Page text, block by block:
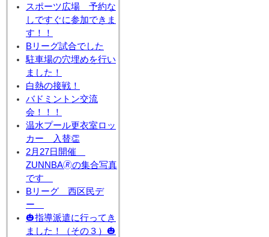
スポーツ広場 予約な
しですぐに参加できま
す！！
Bリーグ試合でした
駐車場の穴埋めを行い
ました！
白熱の接戦！
バドミントン交流
会！！！
温水プール更衣室ロッ
カー 入替👏
2月27日開催
ZUNNBA🄬の集合写真
です
Bリーグ 西区民デ
ー
🎃指導派遣に行ってき
ました！（その３）🎃